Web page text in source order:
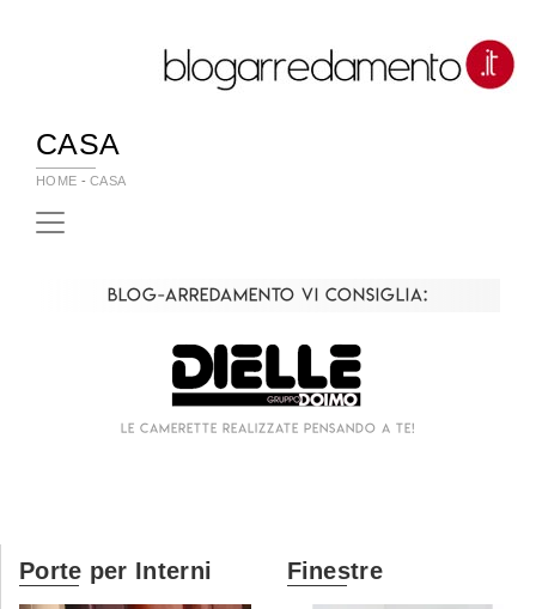
CASA
HOME -CASA
Blog-Arredamento vi consiglia:
Le camerette realizzate pensando a te!
Porte per Interni Finestre